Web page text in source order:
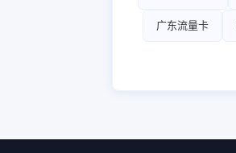
广东流量卡